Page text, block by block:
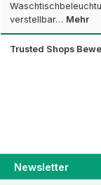
verstellbar… Mehr
Trusted Shops
Newsletter